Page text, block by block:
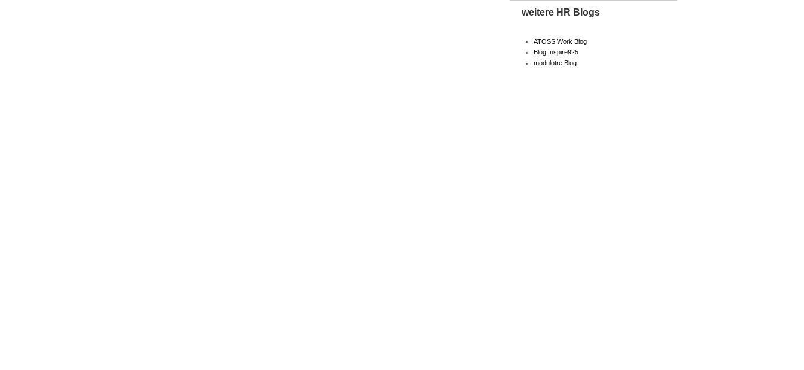
weitere HR Blogs
ATOSS Work Blog
Blog Inspire925
modulotre Blog